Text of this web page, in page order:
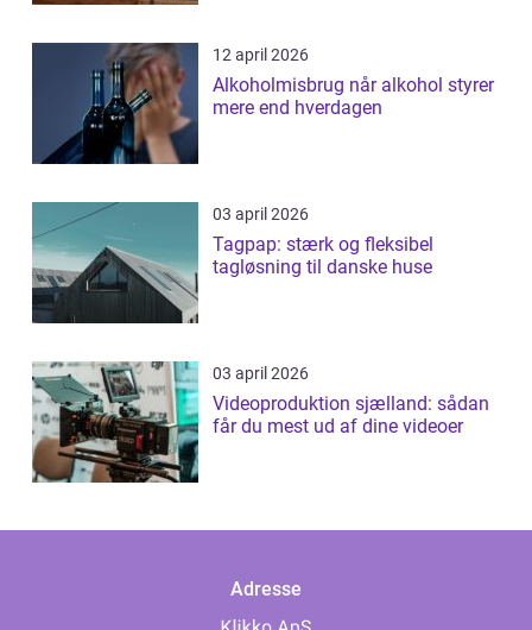
12 april 2026
Alkoholmisbrug når alkohol styrer
mere end hverdagen
03 april 2026
Tagpap: stærk og fleksibel
tagløsning til danske huse
03 april 2026
Videoproduktion sjælland: sådan
får du mest ud af dine videoer
Adresse